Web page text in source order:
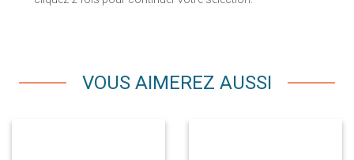
VOUS AIMEREZ AUSSI